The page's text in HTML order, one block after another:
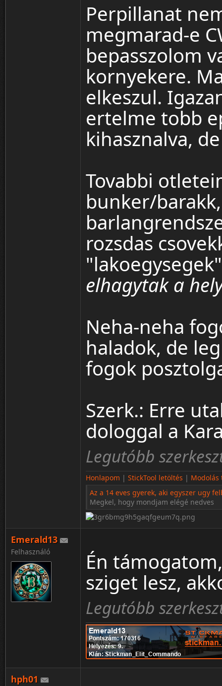
Perpillanat
megmarad-e
bepasszolom
kornyekere.
elkeszul.
ertelme tobb
kihasznalva,
Tovabbi
bunker/
rozsdas
elhagytak a
Neha-neha
haladok, de
fogok
Szerk.: Erre
dologgal a
Legutóbb
Honlapom | StickTool letöltés | Modolás
Az a 14 eves gyerek, aki egyszer ugy
Megkel, hogy mondjam elégé nedves
Emerald13
Felhasználó
Én
sziget lesz,
Legutóbb
hph01